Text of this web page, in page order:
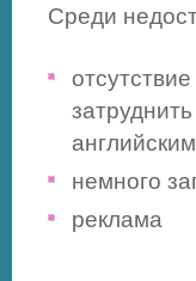
Среди
английским
немного
реклама